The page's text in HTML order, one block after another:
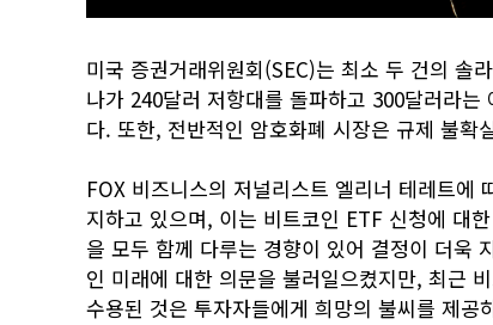
미국 증권거래위원회(SEC)는 최소 두 건의 솔
나가 240달러 저항대를 돌파하고 300달러라
다. 또한, 전반적인 암호화폐 시장은 규제 불확
FOX 비즈니스의 저널리스트 엘리너 테레트에
지하고 있으며, 이는 비트코인 ETF 신청에 대
을 모두 함께 다루는 경향이 있어 결정이 더욱
인 미래에 대한 의문을 불러일으켰지만, 최근
수용된 것은 투자자들에게 희망의 불씨를 제공